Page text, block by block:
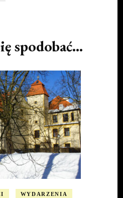
spodobać...
WYDARZENIA